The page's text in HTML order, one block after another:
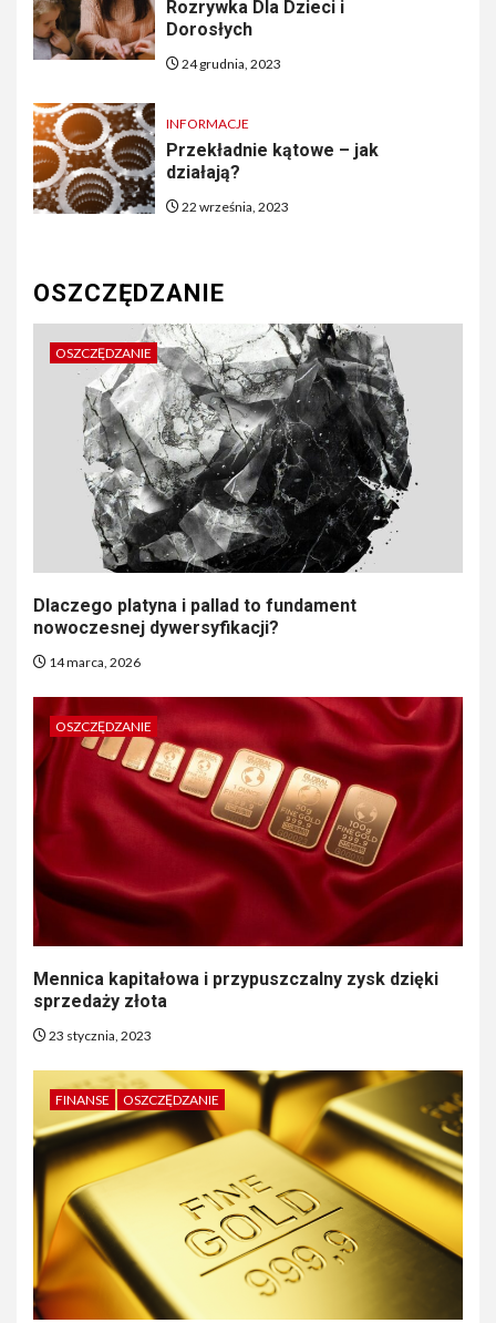
Rozrywka Dla Dzieci i
Dorosłych
24 grudnia, 2023
INFORMACJE
Przekładnie kątowe – jak
działają?
22 września, 2023
OSZCZĘDZANIE
OSZCZĘDZANIE
Dlaczego platyna i pallad to fundament
nowoczesnej dywersyfikacji?
14 marca, 2026
OSZCZĘDZANIE
Mennica kapitałowa i przypuszczalny zysk dzięki
sprzedaży złota
23 stycznia, 2023
FINANSE OSZCZĘDZANIE